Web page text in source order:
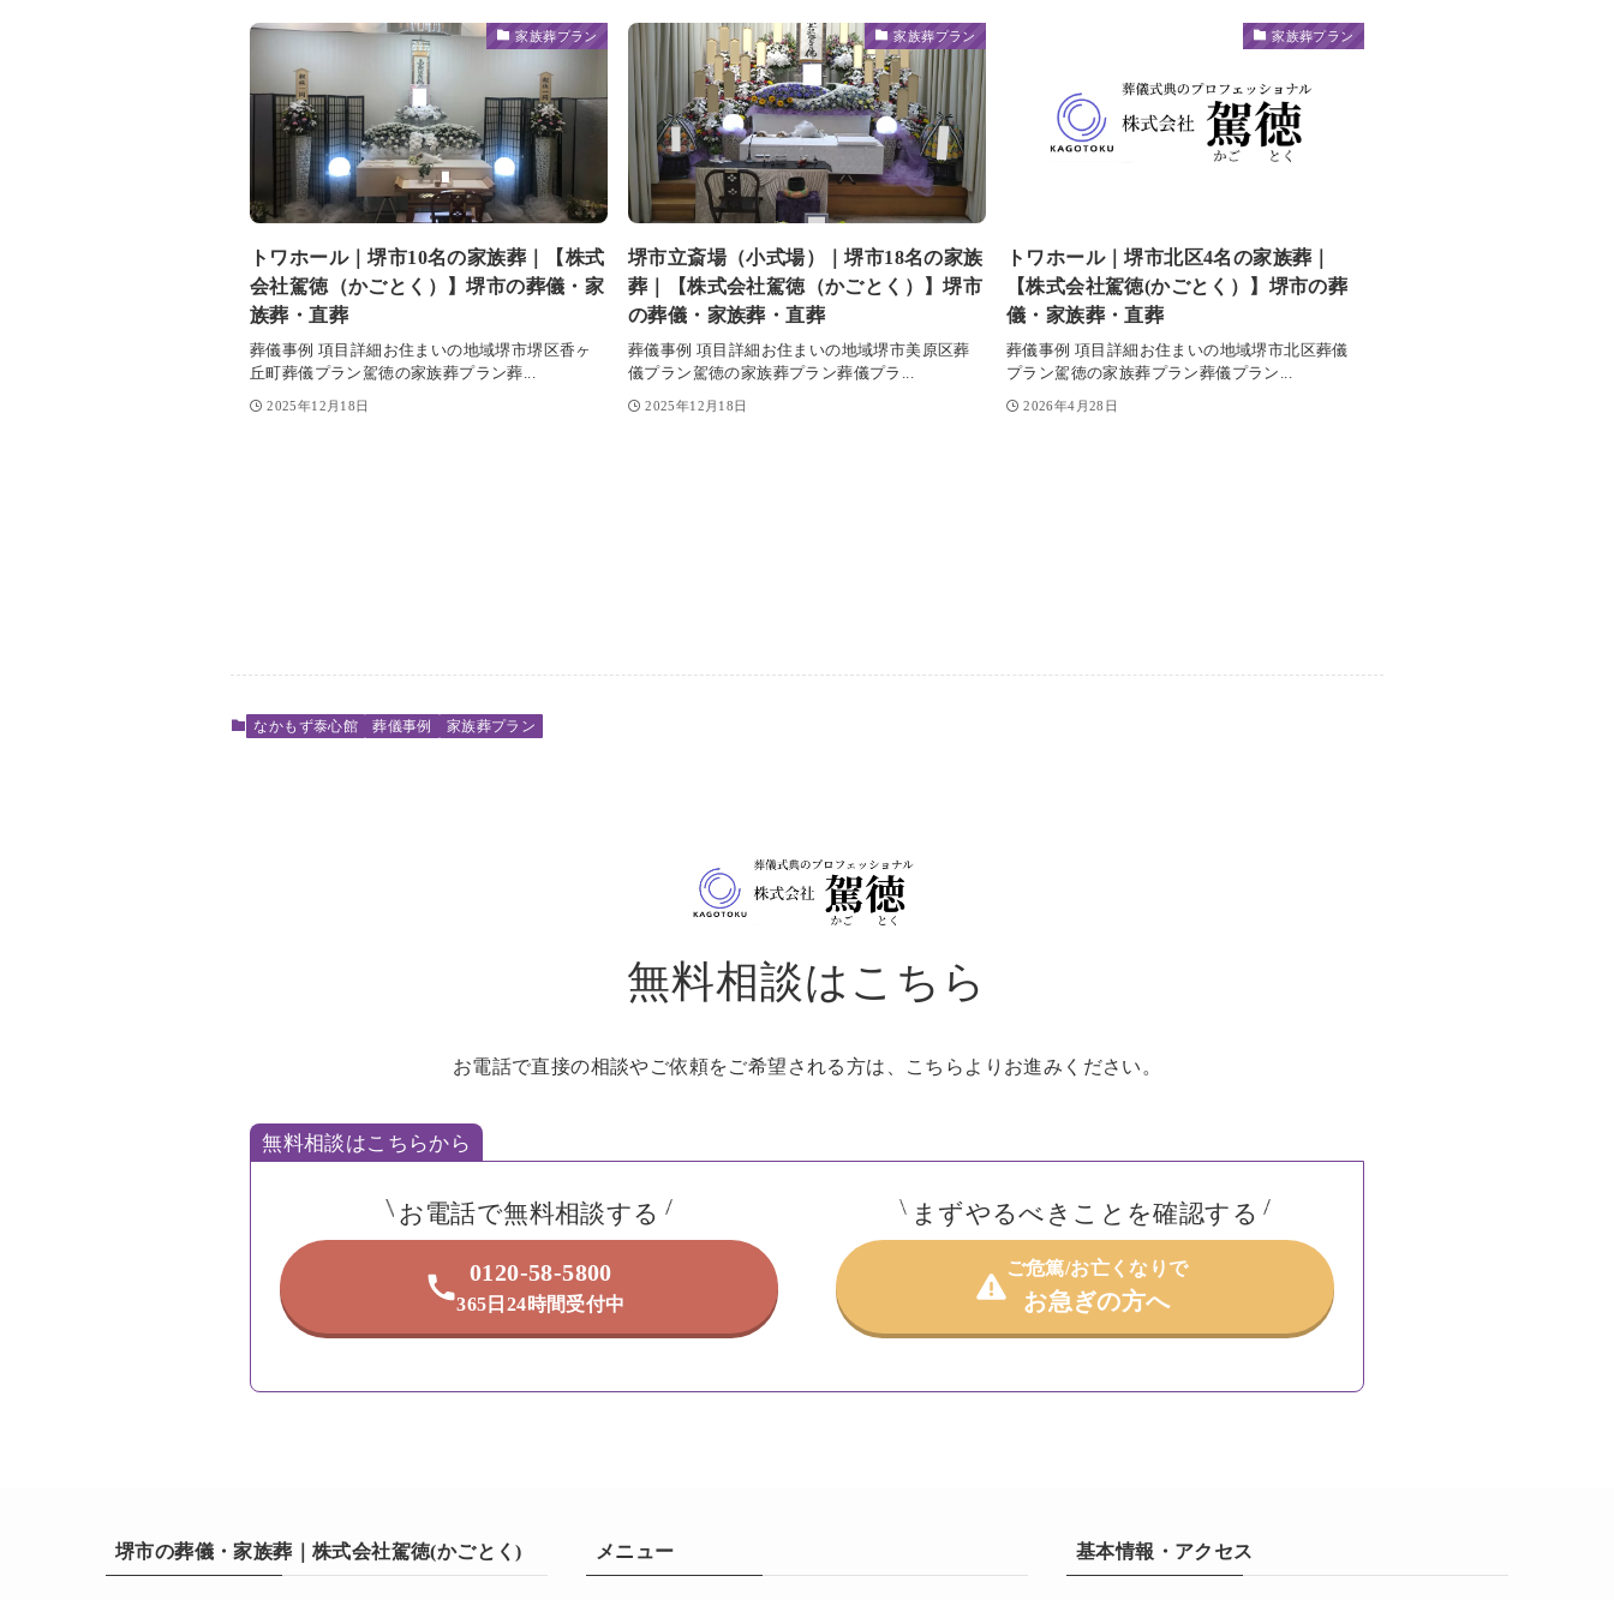
家族葬プラン
トワホール｜堺市10名の家族葬｜【株式
会社駕徳（かごとく）】堺市の葬儀・家
族葬・直葬
葬儀事例 項目詳細お住まいの地域堺市堺区香ヶ
丘町葬儀プラン駕徳の家族葬プラン葬...
2025年12月18日
家族葬プラン
堺市立斎場（小式場）｜堺市18名の家族
葬｜【株式会社駕徳（かごとく）】堺市
の葬儀・家族葬・直葬
葬儀事例 項目詳細お住まいの地域堺市美原区葬
儀プラン駕徳の家族葬プラン葬儀プラ...
2025年12月18日
家族葬プラン
トワホール｜堺市北区4名の家族葬｜
【株式会社駕徳(かごとく）】堺市の葬
儀・家族葬・直葬
葬儀事例 項目詳細お住まいの地域堺市北区葬儀
プラン駕徳の家族葬プラン葬儀プラン...
2026年4月28日
なかもず泰心館 葬儀事例 家族葬プラン
無料相談はこちら
お電話で直接の相談やご依頼をご希望される方は、こちらよりお進みください。
無料相談はこちらから
お電話で無料相談する
0120-58-5800
365日24時間受付中
まずやるべきことを確認する
ご危篤/お亡くなりで
お急ぎの方へ
堺市の葬儀・家族葬｜株式会社駕徳(かごとく) メニュー 基本情報・アクセス